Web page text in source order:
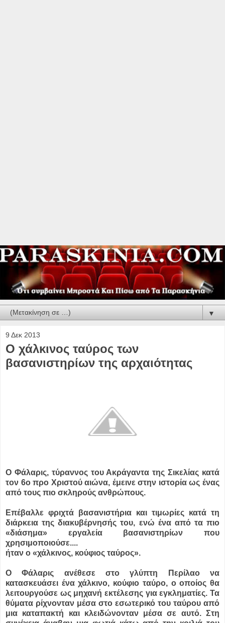
▼
9 Δεκ 2013
Ο χάλκινος ταύρος των
βασανιστηρίων της αρχαιότητας
Ο Φάλαρις, τύραννος του Ακράγαντα της Σικελίας κατά
τον 6ο προ Χριστού αιώνα, έμεινε στην ιστορία ως ένας
από τους πιο σκληρούς ανθρώπους.
Επέβαλλε φριχτά βασανιστήρια και τιμωρίες κατά τη
διάρκεια της διακυβέρνησής του, ενώ ένα από τα πιο
«διάσημα» εργαλεία βασανιστηρίων που
χρησιμοποιούσε....
ήταν ο «χάλκινος, κούφιος ταύρος».
Ο Φάλαρις ανέθεσε στο γλύπτη Περίλαο να
κατασκευάσει ένα χάλκινο, κούφιο ταύρο, ο οποίος θα
λειτουργούσε ως μηχανή εκτέλεσης για εγκληματίες. Τα
θύματα ρίχνονταν μέσα στο εσωτερικό του ταύρου από
μια καταπακτή και κλειδώνονταν μέσα σε αυτό. Στη